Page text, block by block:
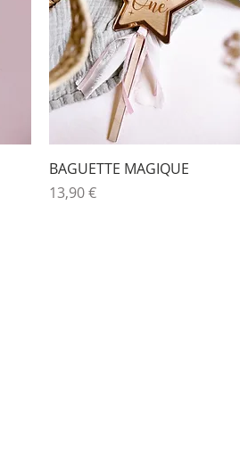
Aperçu rapide
BAGUETTE MAGIQUE
Prix
13,90 €